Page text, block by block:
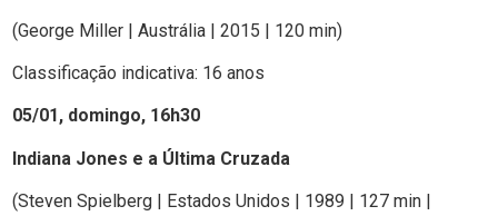
(George Miller | Austrália | 2015 | 120 min)
Classificação indicativa: 16 anos
05/01, domingo, 16h30
Indiana Jones e a Última Cruzada
(Steven Spielberg | Estados Unidos | 1989 | 127 min |